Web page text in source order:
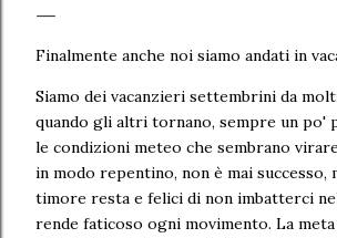
Finalmente anche noi siamo andati in
Siamo dei vacanzieri settembrini da
quando gli altri tornano, sempre un po'
le condizioni meteo che sembrano
in modo repentino, non è mai successo,
timore resta e felici di non imbatterci
rende faticoso ogni movimento. La